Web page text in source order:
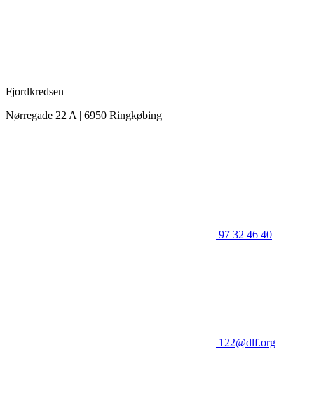
Fjordkredsen
Nørregade 22 A | 6950 Ringkøbing
97 32 46 40
122@dlf.org